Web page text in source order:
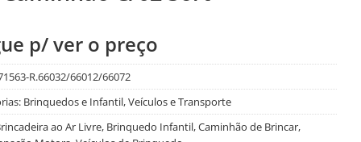
p/ ver o preço
R.66032/66012/66072
Brinquedos e Infantil,Veículos e Transporte
ao Ar Livre, Brinquedo Infantil,Caminhão de Brincar,